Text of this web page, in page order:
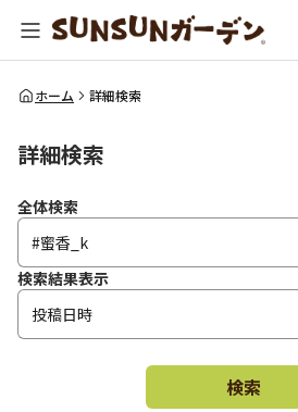
全体検索
ホーム 詳細検索
詳細検索
全体検索
検索結果表示
投稿日時
検索